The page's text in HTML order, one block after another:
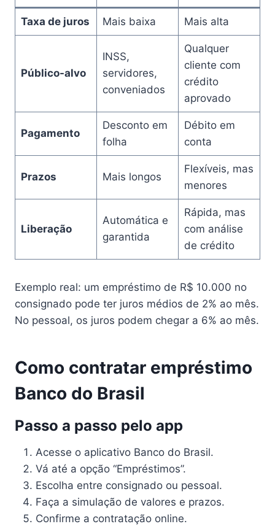
Taxa de juros Mais baixa Mais alta
Público-alvo
INSS,
servidores,
conveniados
Qualquer
cliente com
crédito
aprovado
Pagamento
Desconto em
folha
Débito em
conta
Prazos Mais longos
Flexíveis, mas
menores
Liberação
Automática e
garantida
Rápida, mas
com análise
de crédito
Exemplo real: um empréstimo de R$ 10.000 no
consignado pode ter juros médios de 2% ao mês.
No pessoal, os juros podem chegar a 6% ao mês.
Como contratar empréstimo
Banco do Brasil
Passo a passo pelo app
Acesse o aplicativo Banco do Brasil.
Vá até a opção “Empréstimos”.
Escolha entre consignado ou pessoal.
Faça a simulação de valores e prazos.
Confirme a contratação online.